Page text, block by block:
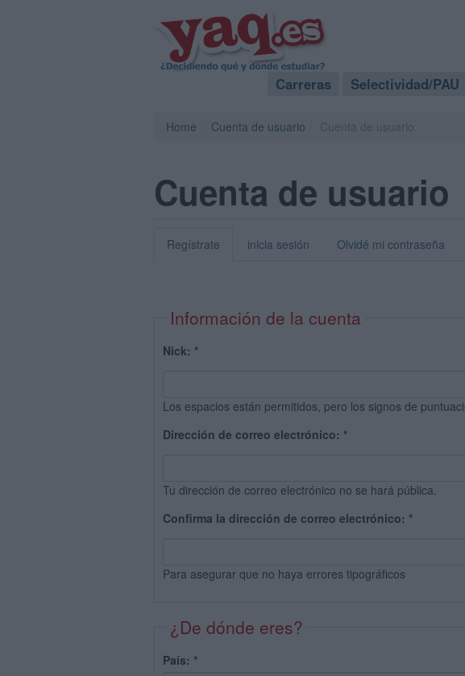
Carreras Selectividad/PAU
Home Cuenta de usuario
Cuenta de usuario
Regístrate inicia sesión Olvidé mi contraseña
Información de la cuenta
Nick: *
Los espacios están permitidos, pero los signos de
Dirección de correo electrónico: *
Tu dirección de correo electrónico no se hará pública.
Confirma la dirección de correo electrónico: *
Para asegurar que no haya errores tipográficos
¿De dónde eres?
País: *